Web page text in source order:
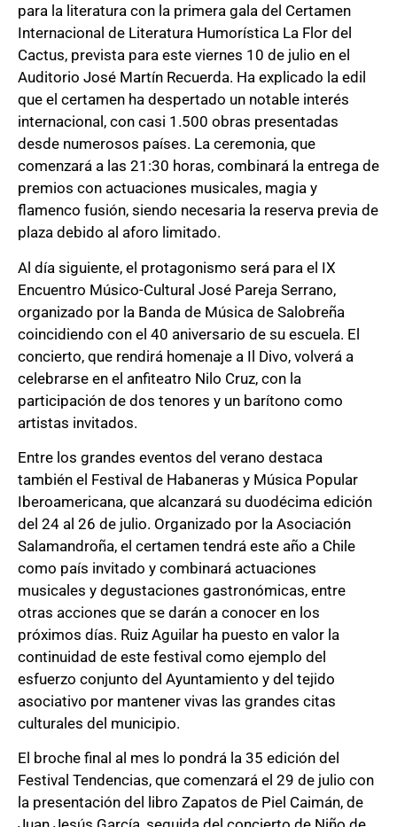
para la literatura con la primera gala del Certamen
Internacional de Literatura Humorística La Flor del
Cactus, prevista para este viernes 10 de julio en el
Auditorio José Martín Recuerda. Ha explicado la edil
que el certamen ha despertado un notable interés
internacional, con casi 1.500 obras presentadas
desde numerosos países. La ceremonia, que
comenzará a las 21:30 horas, combinará la entrega de
premios con actuaciones musicales, magia y
flamenco fusión, siendo necesaria la reserva previa de
plaza debido al aforo limitado.
Al día siguiente, el protagonismo será para el IX
Encuentro Músico-Cultural José Pareja Serrano,
organizado por la Banda de Música de Salobreña
coincidiendo con el 40 aniversario de su escuela. El
concierto, que rendirá homenaje a Il Divo, volverá a
celebrarse en el anfiteatro Nilo Cruz, con la
participación de dos tenores y un barítono como
artistas invitados.
Entre los grandes eventos del verano destaca
también el Festival de Habaneras y Música Popular
Iberoamericana, que alcanzará su duodécima edición
del 24 al 26 de julio. Organizado por la Asociación
Salamandroña, el certamen tendrá este año a Chile
como país invitado y combinará actuaciones
musicales y degustaciones gastronómicas, entre
otras acciones que se darán a conocer en los
próximos días. Ruiz Aguilar ha puesto en valor la
continuidad de este festival como ejemplo del
esfuerzo conjunto del Ayuntamiento y del tejido
asociativo por mantener vivas las grandes citas
culturales del municipio.
El broche final al mes lo pondrá la 35 edición del
Festival Tendencias, que comenzará el 29 de julio con
la presentación del libro Zapatos de Piel Caimán, de